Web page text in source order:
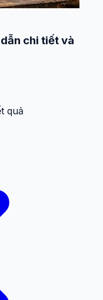
chi tiết và
quả